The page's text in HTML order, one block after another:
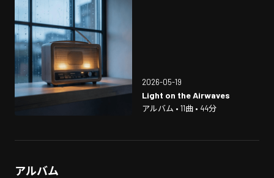
2026-05-19
Light on the Airwaves
アルバム • 11曲 • 44分
アルバム